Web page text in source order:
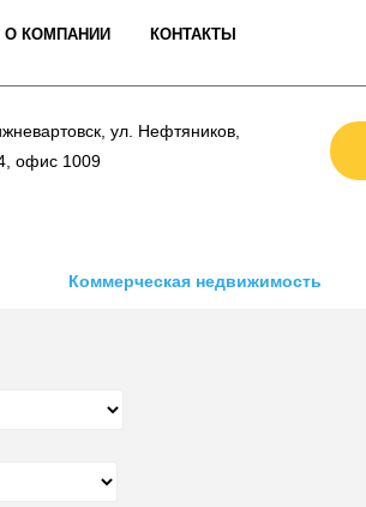
Коммерческая недвижимость
О КОМПАНИИ КОНТАКТЫ
ул. Нефтяников,
офис 1009